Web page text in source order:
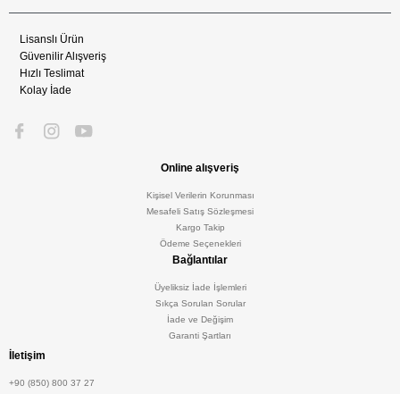
Lisanslı Ürün
Güvenilir Alışveriş
Hızlı Teslimat
Kolay İade
Online alışveriş
Kişisel Verilerin Korunması
Mesafeli Satış Sözleşmesi
Kargo Takip
Ödeme Seçenekleri
Bağlantılar
Üyeliksiz İade İşlemleri
Sıkça Sorulan Sorular
İade ve Değişim
Garanti Şartları
İletişim
+90 (850) 800 37 27